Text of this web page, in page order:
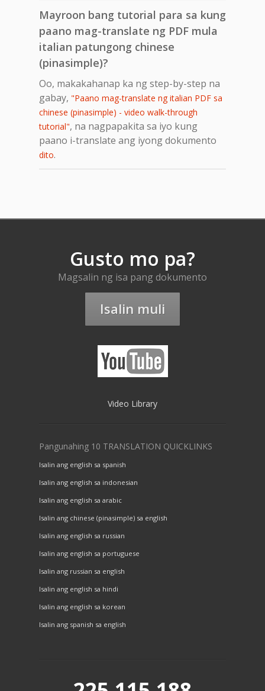
Mayroon bang tutorial para sa kung
paano mag-translate ng PDF mula
italian patungong chinese
(pinasimple)?
Oo, makakahanap ka ng step-by-step na
gabay, "Paano mag-translate ng italian PDF sa
chinese (pinasimple) - video walk-through
tutorial", na nagpapakita sa iyo kung
paano i-translate ang iyong dokumento
dito.
Gusto mo pa?
Magsalin ng isa pang dokumento
Isalin muli
Video Library
Pangunahing 10 TRANSLATION QUICKLINKS
Isalin ang english sa spanish
Isalin ang english sa indonesian
Isalin ang english sa arabic
Isalin ang chinese (pinasimple) sa english
Isalin ang english sa russian
Isalin ang english sa portuguese
Isalin ang russian sa english
Isalin ang english sa hindi
Isalin ang english sa korean
Isalin ang spanish sa english